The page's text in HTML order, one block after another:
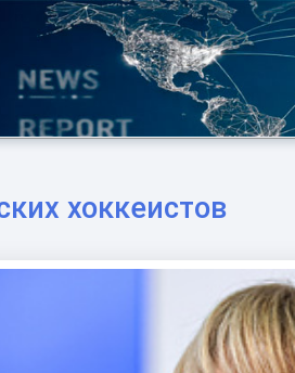
хоккеистов